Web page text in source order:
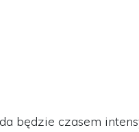
będzie czasem